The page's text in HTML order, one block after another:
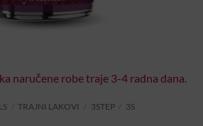
naručene robe traje 3-4 radna dana.
TRAJNI LAKOVI 3STEP 3S